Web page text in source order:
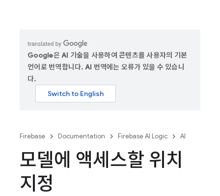
Google은 AI 기술을 사용하여 콘텐츠를 사용자의 기본
언어로 번역합니다. AI 번역에는 오류가 있을 수 있습니
다.
Firebase Documentation Firebase AI Logic AI
모델에 액세스할 위치
지정